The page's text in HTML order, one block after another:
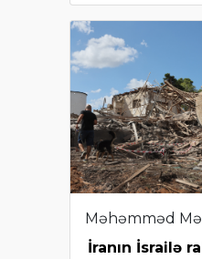
Məhəmməd
İranın İsrailə